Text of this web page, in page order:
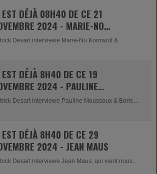
DÉJÀ 08H40 DE CE 21
2024 - MARIE-NO
& FRÉDÉRIC HAGUEMAN
Desart interviewe Marie-No Kornwolf &...
DÉJÀ 8H40 DE CE 19
2024 - PAULINE
& BORIS IWANOW
Desart interviewe Pauline Moussoux & Boris
DÉJÀ 8H40 DE CE 29
2024 - JEAN MAUS
Desart interviewe Jean Maus, qui vient nous